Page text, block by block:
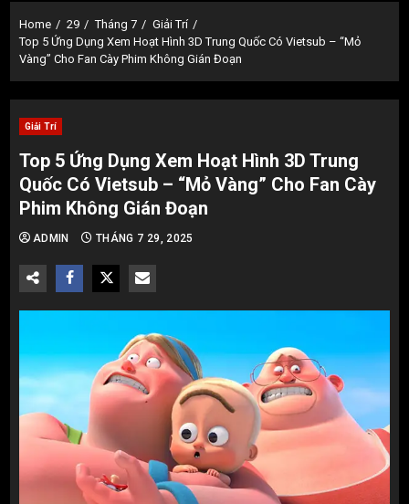
Home 29 Tháng 7
Giải Trí
Top 5 Ứng Dụng Xem Hoạt Hình 3D Trung Quốc Có Vietsub – “Mỏ
Vàng” Cho Fan Cày Phim Không Gián Đoạn
Giải Trí
Top 5 Ứng Dụng Xem Hoạt Hình 3D Trung
Quốc Có Vietsub – “Mỏ Vàng” Cho Fan Cày
Phim Không Gián Đoạn
ADMIN THÁNG 7 29, 2025